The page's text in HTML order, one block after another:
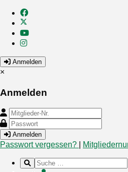
Anmelden
×
Anmelden
Anmelden
Passwort vergessen?